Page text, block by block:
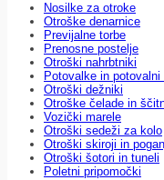
Nosilke za otroke
Otroške denarnice
Previjalne torbe
Prenosne postelje
Otroški nahrbtniki
Potovalke in
Otroški dežniki
Otroške čelade in
Vozički marele
Otroški sedeži za kolo
Otroški skiroji in
Otroški šotori in tuneli
Poletni pripomočki